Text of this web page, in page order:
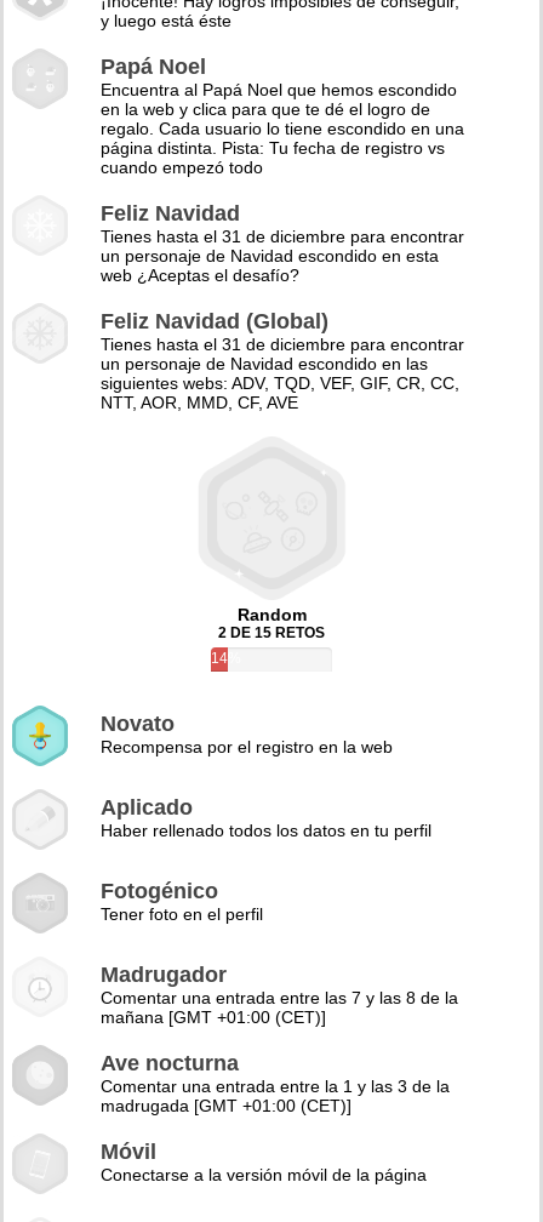
y luego está éste
Papá Noel
Encuentra al Papá Noel que hemos escondido
en la web y clica para que te dé el logro de
regalo. Cada usuario lo tiene escondido en una
página distinta. Pista: Tu fecha de registro vs
cuando empezó todo
Feliz Navidad
Tienes hasta el 31 de diciembre para encontrar
un personaje de Navidad escondido en esta
web ¿Aceptas el desafío?
Feliz Navidad (Global)
Tienes hasta el 31 de diciembre para encontrar
un personaje de Navidad escondido en las
siguientes webs: ADV, TQD, VEF, GIF, CR, CC,
NTT, AOR, MMD, CF, AVE
Random
2 DE 15 RETOS
14%
Novato
Recompensa por el registro en la web
Aplicado
Haber rellenado todos los datos en tu perfil
Fotogénico
Tener foto en el perfil
Madrugador
Comentar una entrada entre las 7 y las 8 de la
mañana [GMT +01:00 (CET)]
Ave nocturna
Comentar una entrada entre la 1 y las 3 de la
madrugada [GMT +01:00 (CET)]
Móvil
Conectarse a la versión móvil de la página